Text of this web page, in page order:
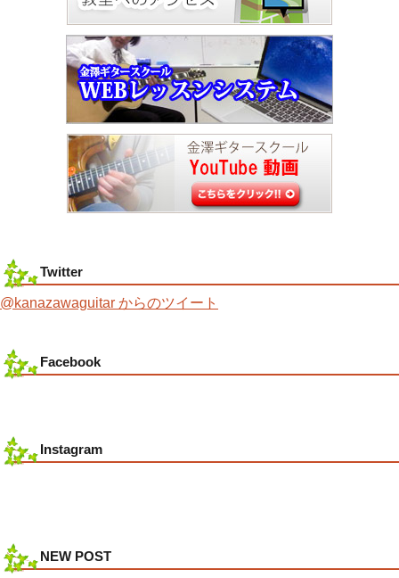
Twitter
@kanazawaguitar からのツイート
Facebook
Instagram
NEW POST